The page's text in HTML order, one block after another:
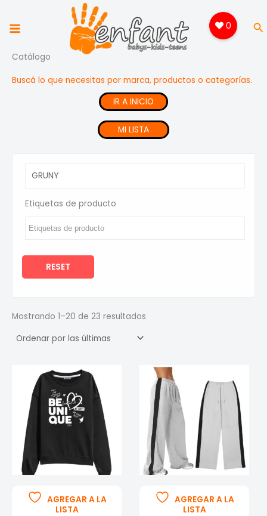
contenido
0
Catálogo
Buscá lo que necesitas por marca, productos o categorías.
IR A INICIO
MI LISTA
Etiquetas de producto
RESET
Mostrando 1–20 de 23 resultados
AGREGAR A LA
LISTA
AGREGAR A LA
LISTA